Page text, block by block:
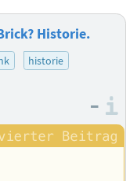
Historie.
historie
–